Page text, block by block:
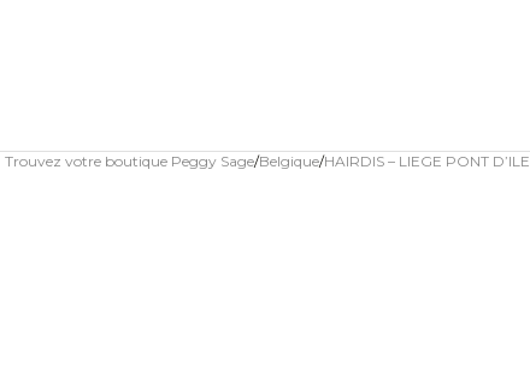
Trouvez votre boutique Peggy Sage Belgique HAIRDIS – LIEGE PONT D’ILE